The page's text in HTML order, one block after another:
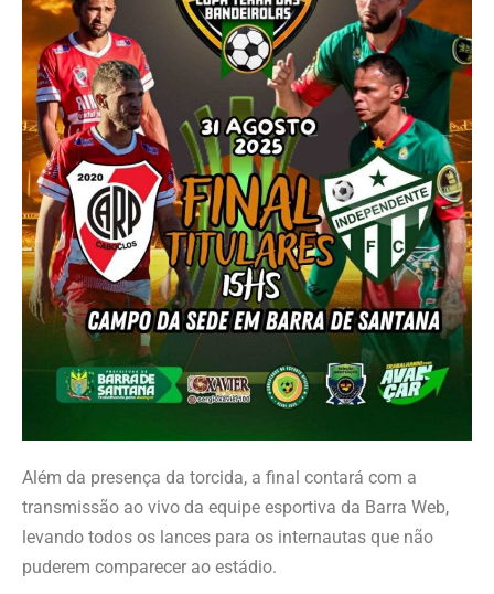
Além da presença da torcida, a final contará com a
transmissão ao vivo da equipe esportiva da Barra Web,
levando todos os lances para os internautas que não
puderem comparecer ao estádio.